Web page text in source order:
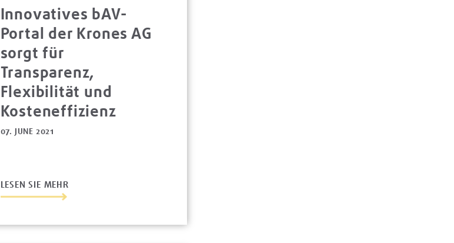
Innovatives bAV-
Portal der Krones AG
sorgt für
Transparenz,
Flexibilität und
Kosteneffizienz
07. JUNE 2021
LESEN SIE MEHR